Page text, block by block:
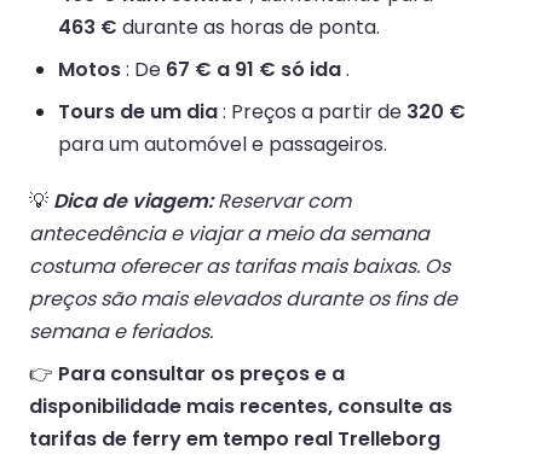
463 € durante as horas de ponta.
Motos: De 67 € a 91 € só ida.
Tours de um dia: Preços a partir de 320 €
para um automóvel e passageiros.
💡 Dica de viagem:Reservar com
antecedência e viajar a meio da semana
costuma oferecer as tarifas mais baixas. Os
preços são mais elevados durante os fins de
semana e feriados.
👉 Para consultar os preços e a
disponibilidade mais recentes, consulte as
tarifas de ferry em tempo real Trelleborg